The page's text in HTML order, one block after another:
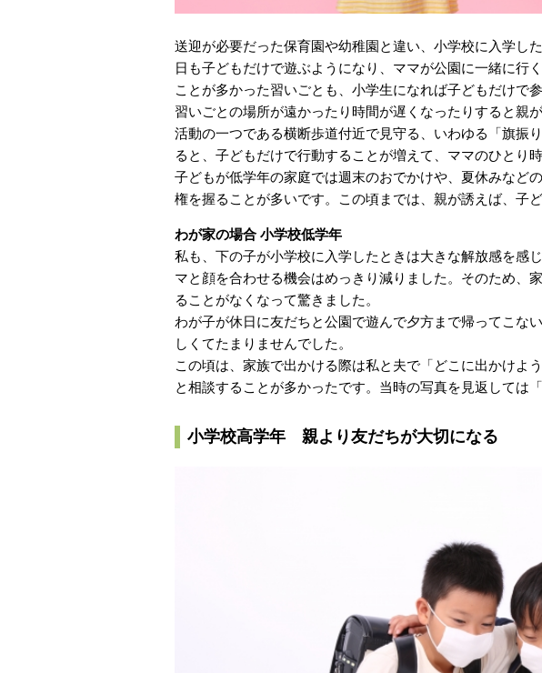
送迎が必要だった保育園や幼稚園と違い、小学校に入学し
日も子どもだけで遊ぶようになり、ママが公園に一緒に行
ことが多かった習いごとも、小学生になれば子どもだけで参
習いごとの場所が遠かったり時間が遅くなったりすると親
活動の一つである横断歩道付近で見守る、いわゆる「旗振
ると、子どもだけで行動することが増えて、ママのひとり
子どもが低学年の家庭では週末のおでかけや、夏休みなど
権を握ることが多いです。この頃までは、親が誘えば、子
わが家の場合 小学校低学年
私も、下の子が小学校に入学したときは大きな解放感を感
マと顔を合わせる機会はめっきり減りました。そのため、
ることがなくなって驚きました。
わが子が休日に友だちと公園で遊んで夕方まで帰ってこな
しくてたまりませんでした。
この頃は、家族で出かける際は私と夫で「どこに出かけよ
と相談することが多かったです。当時の写真を見返しては
小学校高学年 親より友だちが大切になる